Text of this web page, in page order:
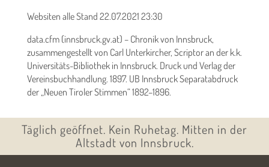
Websiten alle Stand 22.07.2021 23:30
data.cfm (innsbruck.gv.at) – Chronik von Innsbruck,
zusammengestellt von Carl Unterkircher, Scriptor an der k.k.
Universitäts-Bibliothek in Innsbruck. Druck und Verlag der
Vereinsbuchhandlung. 1897. UB Innsbruck Separatabdruck
der „Neuen Tiroler Stimmen“ 1892–1896.
Täglich geöffnet. Kein Ruhetag. Mitten in der
Altstadt von Innsbruck.